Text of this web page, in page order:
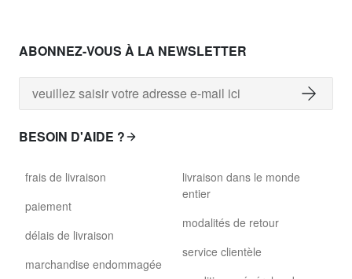
ABONNEZ-VOUS À LA NEWSLETTER
BESOIN D'AIDE ?
frais de livraison
paiement
délais de livraison
marchandise endommagée
livraison dans le monde
entier
modalités de retour
service clientèle